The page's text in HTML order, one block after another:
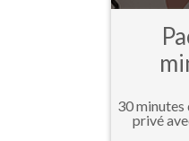
30 minutes
privé